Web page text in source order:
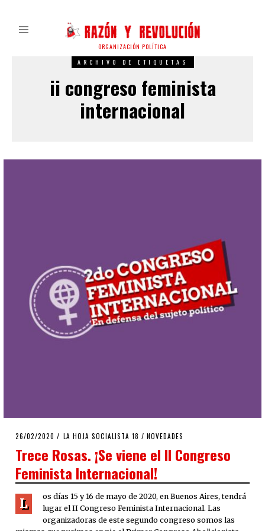
ORGANIZACIÓN POLÍTICA
ARCHIVO DE ETIQUETAS
ii congreso feminista
internacional
POSTED
26/02/2020 26/02/2020
LA HOJA SOCIALISTA 18 / NOVEDADES
Trece Rosas. ¡Se viene el II Congreso
Feminista Internacional!
L
os días 15 y 16 de mayo de 2020, en Buenos Aires, tendrá
lugar el II Congreso Feminista Internacional. Las
organizadoras de este segundo congreso somos las